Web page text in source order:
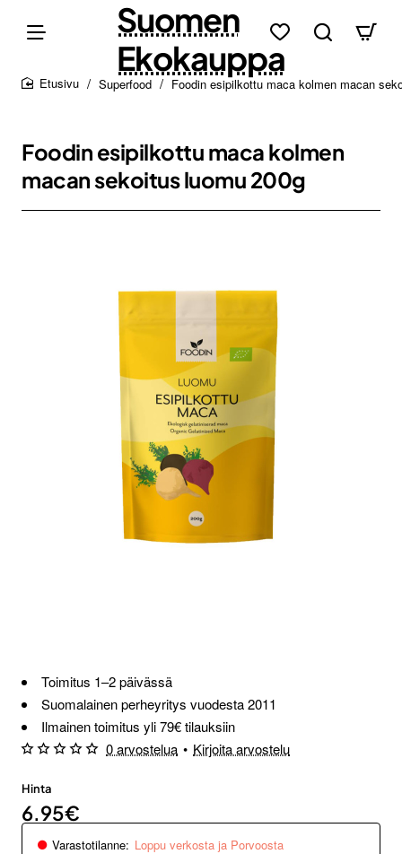
Suomen
Ekokauppa
Superfood Foodin esipilkottu maca kolmen macan
Foodin esipilkottu maca kolmen
macan sekoitus luomu 200g
Toimitus 1–2 päivässä
Suomalainen perheyritys vuodesta 2011
Ilmainen toimitus yli 79€ tilauksiin
0 arvostelua • Kirjoita arvostelu
Hinta
6.95€
Varastotilanne: Loppu verkosta ja Porvoosta